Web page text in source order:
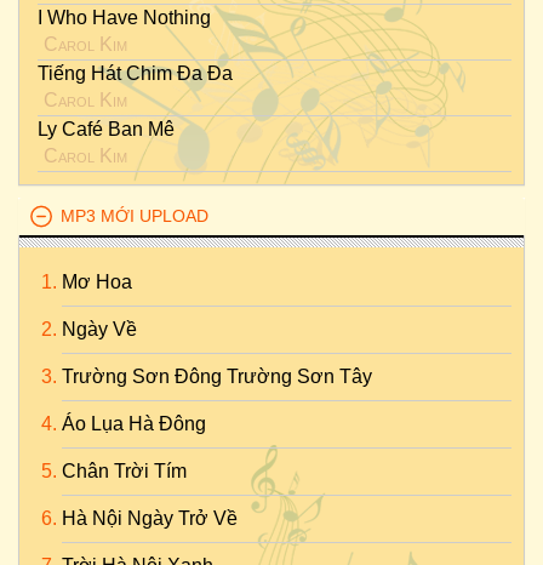
I Who Have Nothing
Carol Kim
Tiếng Hát Chim Đa Đa
Carol Kim
Ly Café Ban Mê
Carol Kim
MP3 MỚI UPLOAD
Mơ Hoa
Ngày Về
Trường Sơn Đông Trường Sơn Tây
Áo Lụa Hà Đông
Chân Trời Tím
Hà Nội Ngày Trở Về